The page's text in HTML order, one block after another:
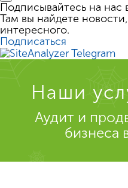
Подписывайтесь на нас
Там вы найдете
интересного.
Подписаться
Наши
Аудит и
бизнеса